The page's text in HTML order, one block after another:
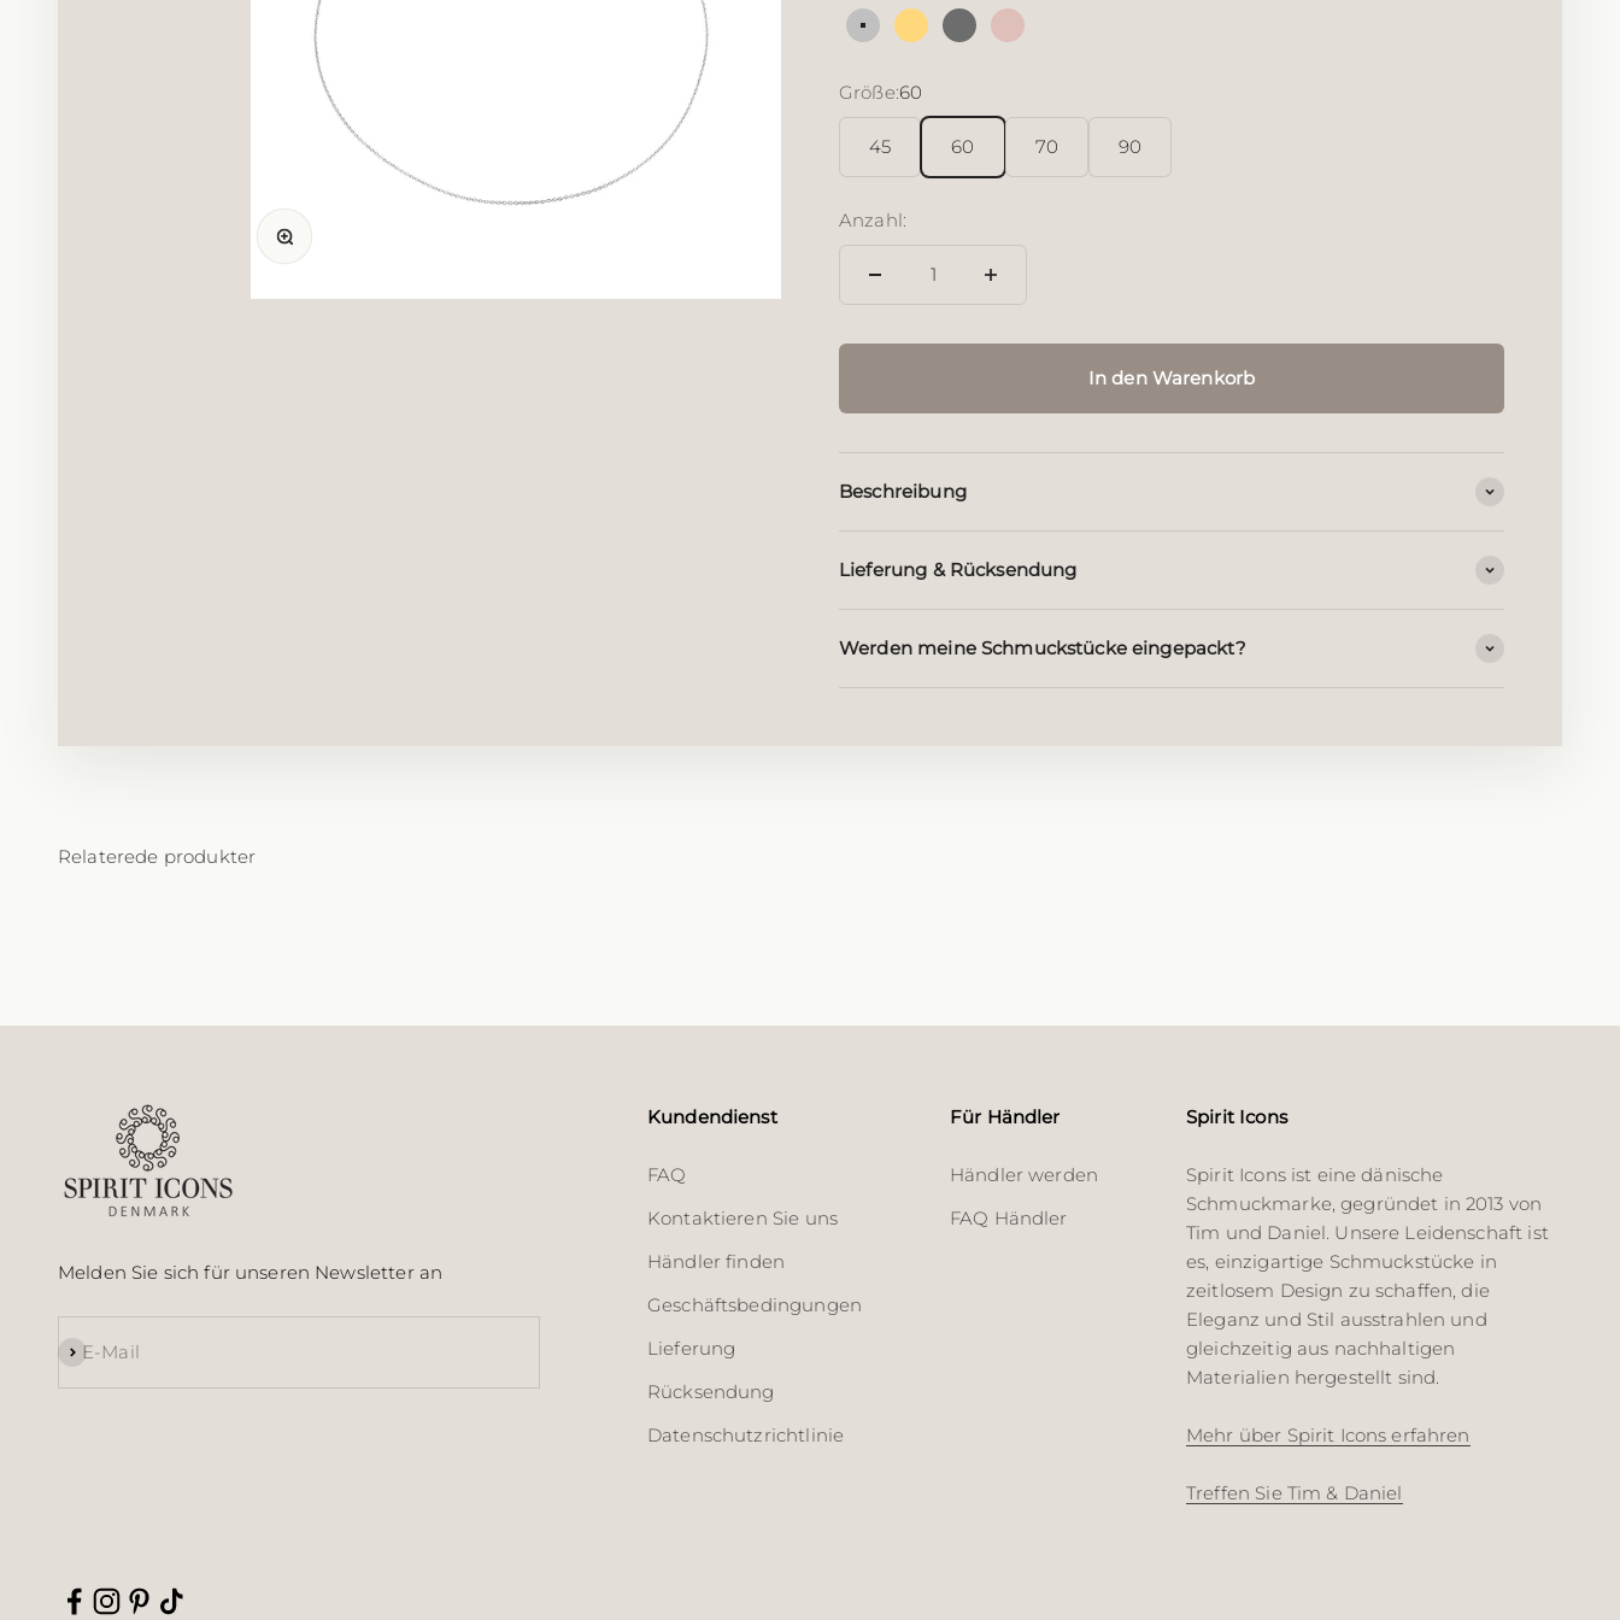
Bild vergrößern
Silber18 Karat vergoldetes Silber
Sterlingsilber rutheniert
18 Karat rosévergoldet
Größe:60
45 60 70 90
Anzahl:
In den Warenkorb
Beschreibung
Lieferung & Rücksendung
Werden meine Schmuckstücke eingepackt?
Melden Sie sich für unseren Newsletter an
E-Mail
Abonnieren
Kundendienst
FAQ
Kontaktieren Sie uns
Händler finden
Geschäftsbedingungen
Lieferung
Rücksendung
Datenschutzrichtlinie
Für Händler
Händler werden
FAQ Händler
Spirit Icons
Spirit Icons ist eine dänische
Schmuckmarke, gegründet in 2013 von
Tim und Daniel. Unsere Leidenschaft ist
es, einzigartige Schmuckstücke in
zeitlosem Design zu schaffen, die
Eleganz und Stil ausstrahlen und
gleichzeitig aus nachhaltigen
Materialien hergestellt sind.
Mehr über Spirit Icons erfahren
Treffen Sie Tim & Daniel